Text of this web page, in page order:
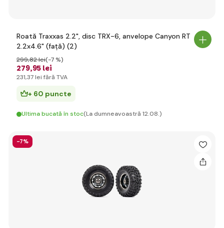
Roată Traxxas 2.2", disc TRX-6, anvelope Canyon RT
2.2x4.6" (față) (2)
279,95 lei
299,82 lei(-7 %)
231,37 lei fără TVA
+ 60 puncte
Ultima bucată în stoc(La dumneavoastră 12.08.)
-7%